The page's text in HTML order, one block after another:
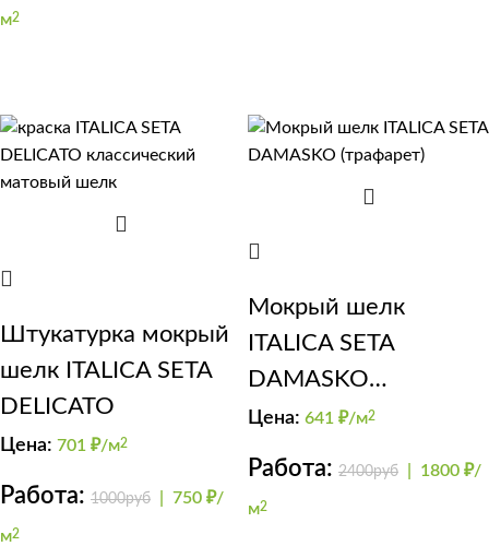
м2
Штукатурка мокрый
шелк ITALICA SETA
DELICATO
Цена: 701 ₽/м2
Работа: 1000руб 750 ₽/
м2
Мокрый шелк
ITALICA SETA
DAMASKO
(трафарет)
Цена: 641 ₽/м2
Работа: 2400руб 1800 ₽/
м2